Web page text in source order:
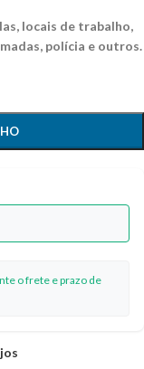
locais de trabalho,
polícia e outros.
o frete e prazo de